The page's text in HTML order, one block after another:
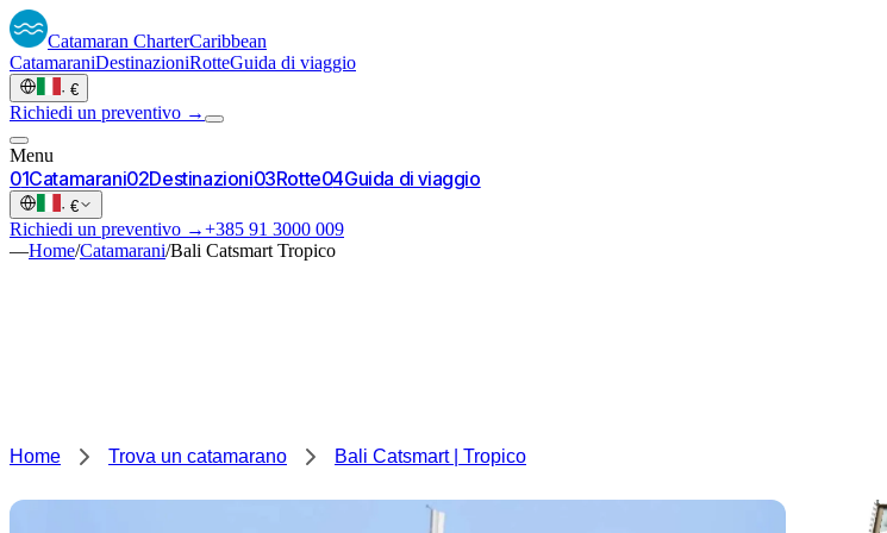
Catamaran CharterCaribbean
CatamaraniDestinazioniRotteGuida di viaggio
· €
Richiedi un preventivo →
Menu
01Catamarani02Destinazioni03Rotte04Guida di viaggio
· €
Richiedi un preventivo →+385 91 3000 009
—Home/Catamarani/Bali Catsmart Tropico
Home Trova un catamarano Bali Catsmart | Tropico